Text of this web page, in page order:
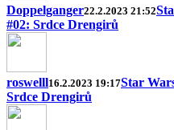
Doppelganger22.2.2023 21:52
#02: Srdce Drengirů
roswelll16.2.2023 19:17Star
Srdce Drengirů